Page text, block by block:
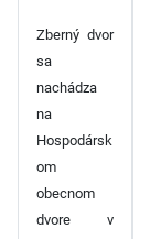
Zberný dvor
sa
nachádza
na
Hospodársk
om
obecnom
dvore v